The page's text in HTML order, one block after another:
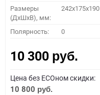
Размеры
(ДхШхВ), мм:
242x175x190
Полярность: 0
10 300 руб.
Цена без ECOном скидки:
10 800 руб.